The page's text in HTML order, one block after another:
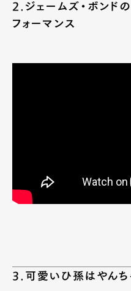
2.ジェームズ・ボンド
フォーマンス
3.可愛いひ孫はやんち